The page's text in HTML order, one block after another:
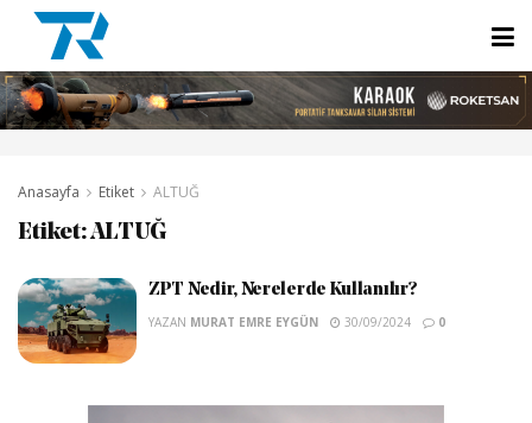
Anasayfa Etiket ALTUĞ
Etiket:ALTUĞ
ZPT Nedir, Nerelerde Kullanılır?
YAZAN MURAT EMRE EYGÜN 30/09/2024 0